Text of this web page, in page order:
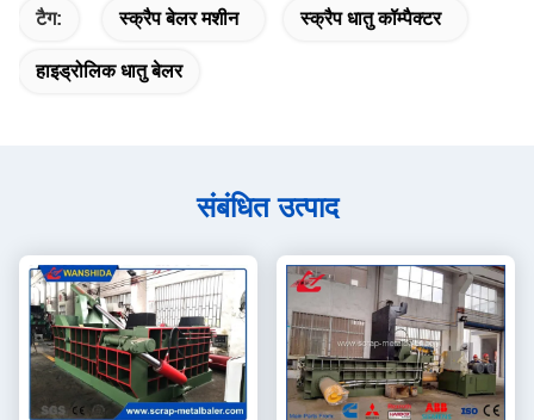
टैग: स्क्रैप बेलर मशीन स्क्रैप धातु कॉम्पैक्टर
हाइड्रोलिक धातु बेलर
संबंधित उत्पाद